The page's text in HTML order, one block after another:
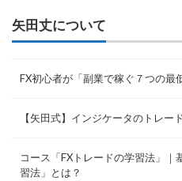
矢田丈について
FX初心者が「副業で稼ぐ７つの最
【矢田式】インジケータのトレー
コース「FXトレードの学習法」
習法」とは？